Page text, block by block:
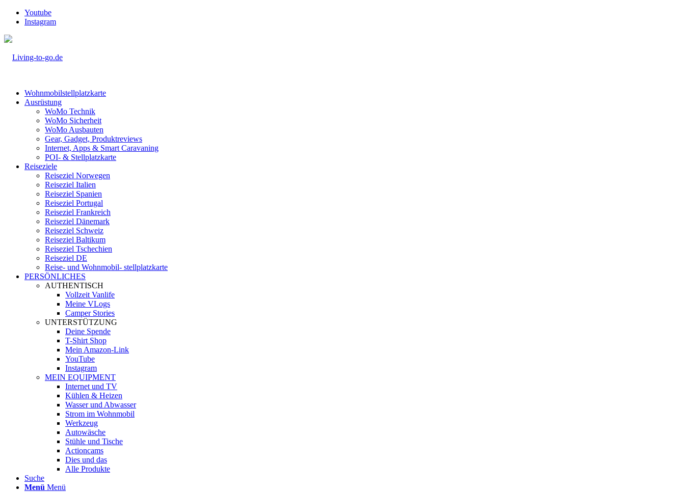
Youtube
Instagram
Wohnmobilstellplatzkarte
Ausrüstung
WoMo Technik
WoMo Sicherheit
WoMo Ausbauten
Gear, Gadget, Produktreviews
Internet, Apps & Smart Caravaning
POI- & Stellplatzkarte
Reiseziele
Reiseziel Norwegen
Reiseziel Italien
Reiseziel Spanien
Reiseziel Portugal
Reiseziel Frankreich
Reiseziel Dänemark
Reiseziel Schweiz
Reiseziel Baltikum
Reiseziel Tschechien
Reiseziel DE
Reise- und Wohnmobil- stellplatzkarte
PERSÖNLICHES
AUTHENTISCH
Vollzeit Vanlife
Meine VLogs
Camper Stories
UNTERSTÜTZUNG
Deine Spende
T-Shirt Shop
Mein Amazon-Link
YouTube
Instagram
MEIN EQUIPMENT
Internet und TV
Kühlen & Heizen
Wasser und Abwasser
Strom im Wohnmobil
Werkzeug
Autowäsche
Stühle und Tische
Actioncams
Dies und das
Alle Produkte
Suche
Menü Menü